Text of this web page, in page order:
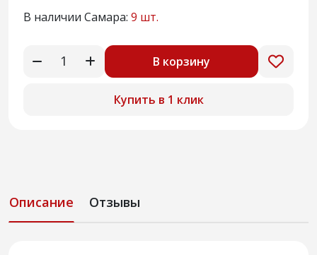
В наличии Самара: 9 шт.
В корзину
Купить в 1 клик
Описание Отзывы